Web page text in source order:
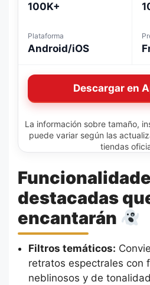
100K+
Plataforma
Android/iOS
Descargar en
La información sobre tamaño,
puede variar según las
tiendas
destacadas
encantarán
Filtros temáticos:
retratos espectrales con
neblinosos y de